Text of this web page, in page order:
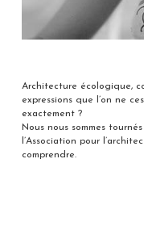
Architecture écologique,
expressions que l’on ne
exactement ?
Nous nous sommes
l’Association pour
comprendre.